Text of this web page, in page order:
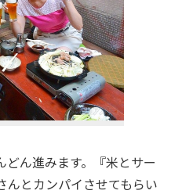
ん進みます。『米とサー
んとカンパイさせてもらい